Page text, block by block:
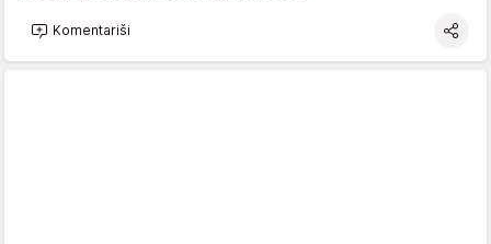
Komentariši